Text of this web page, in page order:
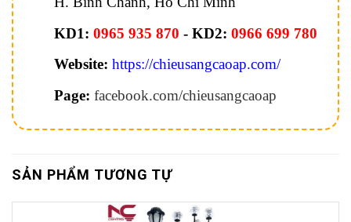
KD1: 0965 935 870 - KD2: 0966 699 780
Website: https://chieusangcaoap.com/
Page: facebook.com/chieusangcaoap
SẢN PHẨM TƯƠNG TỰ